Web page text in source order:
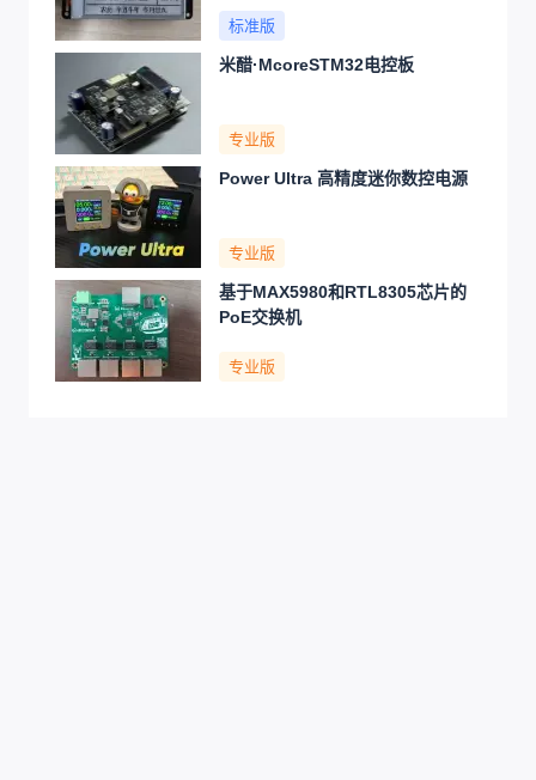
标准版
米醋·McoreSTM32电控板
专业版
Power Ultra 高精度迷你数控电源
专业版
基于MAX5980和RTL8305芯片的
PoE交换机
专业版